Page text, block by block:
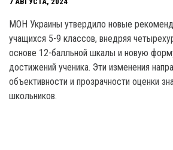
МОН Украины утвердило новые
учащихся 5-9 классов, внедряя
основе 12-балльной шкалы и новую
достижений ученика. Эти изменения
объективности и прозрачности оценки
школьников.